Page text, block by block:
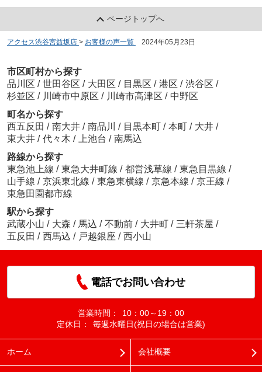
ページトップへ
アクセス渋谷宮益坂店 > お客様の声一覧 2024年05月23日
市区町村から探す
品川区 / 世田谷区 / 大田区 / 目黒区 / 港区 / 渋谷区 /
杉並区 / 川崎市中原区 / 川崎市高津区 / 中野区
町名から探す
西五反田 / 南大井 / 南品川 / 目黒本町 / 本町 / 大井 /
東大井 / 代々木 / 上池台 / 南馬込
路線から探す
東急池上線 / 東急大井町線 / 都営浅草線 / 東急目黒線 /
山手線 / 京浜東北線 / 東急東横線 / 京急本線 / 京王線 /
東急田園都市線
駅から探す
武蔵小山 / 大森 / 馬込 / 不動前 / 大井町 / 三軒茶屋 /
五反田 / 西馬込 / 戸越銀座 / 西小山
電話でお問い合わせ
営業時間：
10：00～19：00
定休日：
毎週水曜日(祝日の場合は営業)
ホーム 会社概要